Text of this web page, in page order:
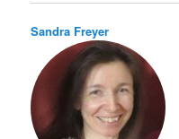
Sandra Freyer